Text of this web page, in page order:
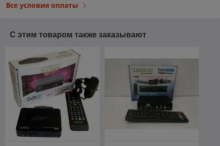
Все условия оплаты
С этим товаром также заказывают